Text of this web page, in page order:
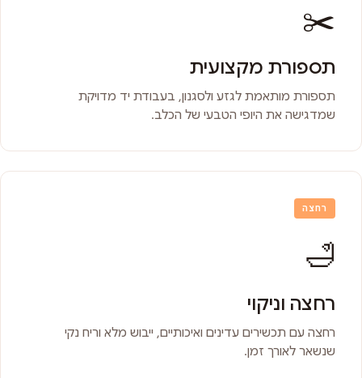
✂️
תספורת מקצועית
תספורת מותאמת לגזע ולסגנון, בעבודת יד מדויקת
שמדגישה את היופי הטבעי של הכלב.
רחצה
🛁
רחצה וניקוי
רחצה עם תכשירים עדינים ואיכותיים, ייבוש מלא וריח נקי
שנשאר לאורך זמן.